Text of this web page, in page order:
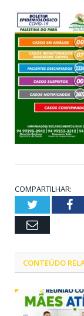
COMPARTILHAR:
Twitter
Email
CONTEÚDO